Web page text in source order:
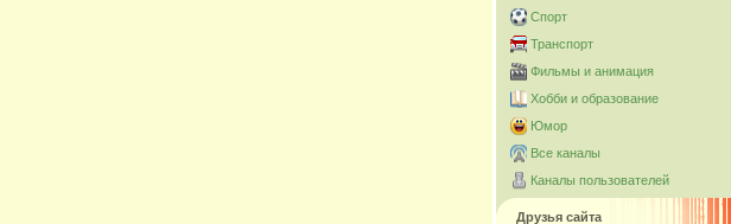
Спорт
Транспорт
Фильмы и анимация
Хобби и образование
Юмор
Все каналы
Каналы пользователей
Друзья сайта